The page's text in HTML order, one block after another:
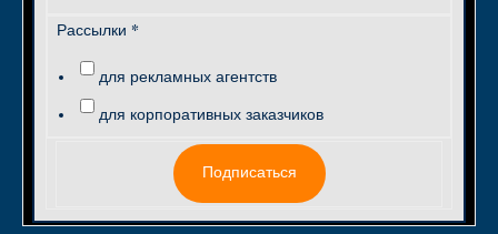
Рассылки *
для рекламных агентств
для корпоративных заказчиков
Подписаться